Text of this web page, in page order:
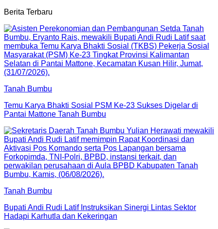
Berita Terbaru
Tanah Bumbu
Temu Karya Bhakti Sosial PSM Ke-23 Sukses Digelar di
Pantai Mattone Tanah Bumbu
Tanah Bumbu
Bupati Andi Rudi Latif Instruksikan Sinergi Lintas Sektor
Hadapi Karhutla dan Kekeringan